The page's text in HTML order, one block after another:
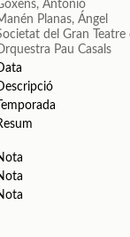
Antonio
Planas, Ángel
del Gran Teatre
Pau Casals
Data
Descripció
Temporada